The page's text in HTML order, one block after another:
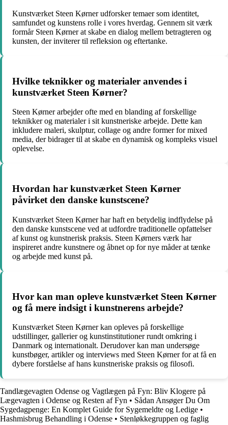
Kunstværket Steen Kørner udforsker temaer som identitet,
samfundet og kunstens rolle i vores hverdag. Gennem sit værk
formår Steen Kørner at skabe en dialog mellem betragteren og
kunsten, der inviterer til refleksion og eftertanke.
Hvilke teknikker og materialer anvendes i
kunstværket Steen Kørner?
Steen Kørner arbejder ofte med en blanding af forskellige
teknikker og materialer i sit kunstneriske arbejde. Dette kan
inkludere maleri, skulptur, collage og andre former for mixed
media, der bidrager til at skabe en dynamisk og kompleks visuel
oplevelse.
Hvordan har kunstværket Steen Kørner
påvirket den danske kunstscene?
Kunstværket Steen Kørner har haft en betydelig indflydelse på
den danske kunstscene ved at udfordre traditionelle opfattelser
af kunst og kunstnerisk praksis. Steen Kørners værk har
inspireret andre kunstnere og åbnet op for nye måder at tænke
og arbejde med kunst på.
Hvor kan man opleve kunstværket Steen Kørner
og få mere indsigt i kunstnerens arbejde?
Kunstværket Steen Kørner kan opleves på forskellige
udstillinger, gallerier og kunstinstitutioner rundt omkring i
Danmark og internationalt. Derudover kan man undersøge
kunstbøger, artikler og interviews med Steen Kørner for at få en
dybere forståelse af hans kunstneriske praksis og filosofi.
Tandlægevagten Odense og Vagtlægen på Fyn: Bliv Klogere på
Lægevagten i Odense og Resten af Fyn • Sådan Ansøger Du Om
Sygedagpenge: En Komplet Guide for Sygemeldte og Ledige •
Hashmisbrug Behandling i Odense • Stenløkkegruppen og faglig